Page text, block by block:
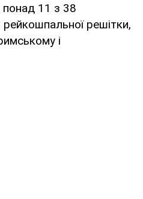
понад 11 з 38
рейкошпальної решітки,
і